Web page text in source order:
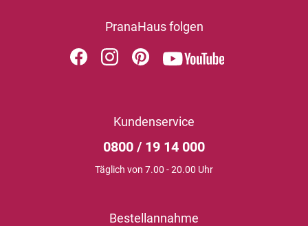
PranaHaus folgen
Kundenservice
0800 / 19 14 000
Täglich von 7.00 - 20.00 Uhr
Bestellannahme